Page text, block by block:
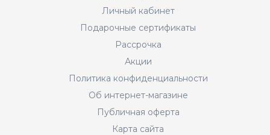
Личный кабинет
Подарочные сертификаты
Рассрочка
Акции
Политика конфиденциальности
Об интернет-магазине
Публичная оферта
Карта сайта